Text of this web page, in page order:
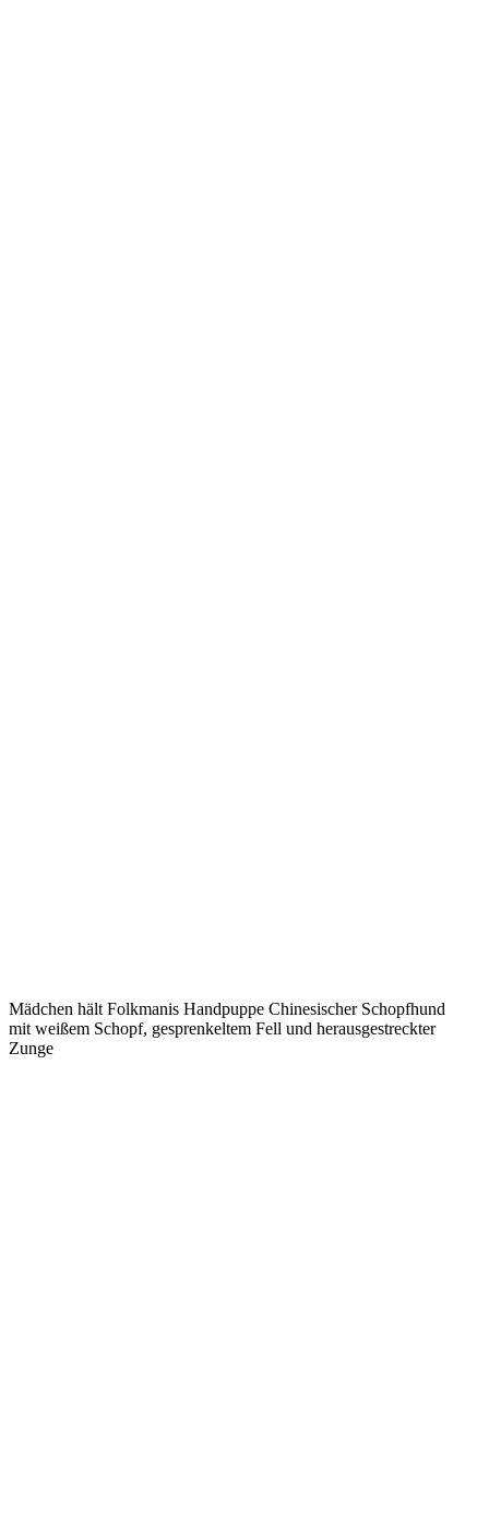
Mädchen hält Folkmanis Handpuppe Chinesischer Schopfhund
mit weißem Schopf, gesprenkeltem Fell und herausgestreckter
Zunge